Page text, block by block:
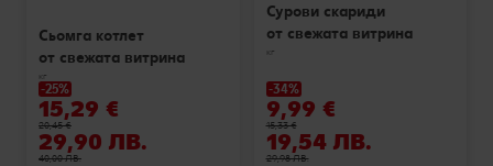
Сьомга котлет
от свежата витрина
кг
-25%
15,29 €
20,45 €
29,90 ЛВ.
40,00 ЛВ.
Сурови скариди
от свежата витрина
кг
-34%
9,99 €
15,33 €
19,54 ЛВ.
29,98 ЛВ.